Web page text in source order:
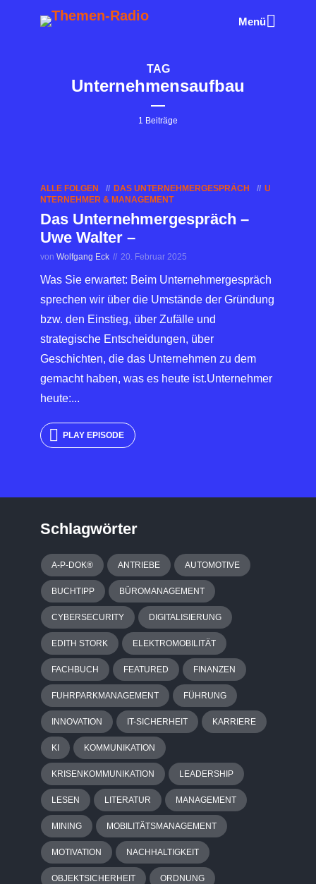
Menü
TAG
Unternehmensaufbau
1 Beiträge
ALLE FOLGEN DAS UNTERNEHMERGESPRÄCH
U
NTERNEHMER & MANAGEMENT
Das Unternehmergespräch –
Uwe Walter –
von Wolfgang Eck 20. Februar 2025
Was Sie erwartet: Beim Unternehmergespräch
sprechen wir über die Umstände der Gründung
bzw. den Einstieg, über Zufälle und
strategische Entscheidungen, über
Geschichten, die das Unternehmen zu dem
gemacht haben, was es heute ist.Unternehmer
heute:...
PLAY EPISODE
Schlagwörter
A-P-DOK® ANTRIEBE AUTOMOTIVE
BUCHTIPP BÜROMANAGEMENT
CYBERSECURITY DIGITALISIERUNG
EDITH STORK ELEKTROMOBILITÄT
FACHBUCH FEATURED FINANZEN
FUHRPARKMANAGEMENT FÜHRUNG
INNOVATION IT-SICHERHEIT KARRIERE
KI KOMMUNIKATION
KRISENKOMMUNIKATION LEADERSHIP
LESEN LITERATUR MANAGEMENT
MINING MOBILITÄTSMANAGEMENT
MOTIVATION NACHHALTIGKEIT
OBJEKTSICHERHEIT ORDNUNG